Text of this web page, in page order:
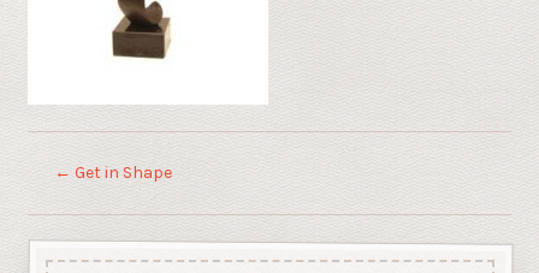
← Get in Shape